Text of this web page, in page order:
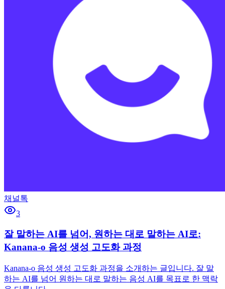
채널톡
3
잘 말하는 AI를 넘어, 원하는 대로 말하는 AI로:
Kanana-o 음성 생성 고도화 과정
Kanana-o 음성 생성 고도화 과정을 소개하는 글입니다. 잘 말
하는 AI를 넘어 원하는 대로 말하는 음성 AI를 목표로 한 맥락